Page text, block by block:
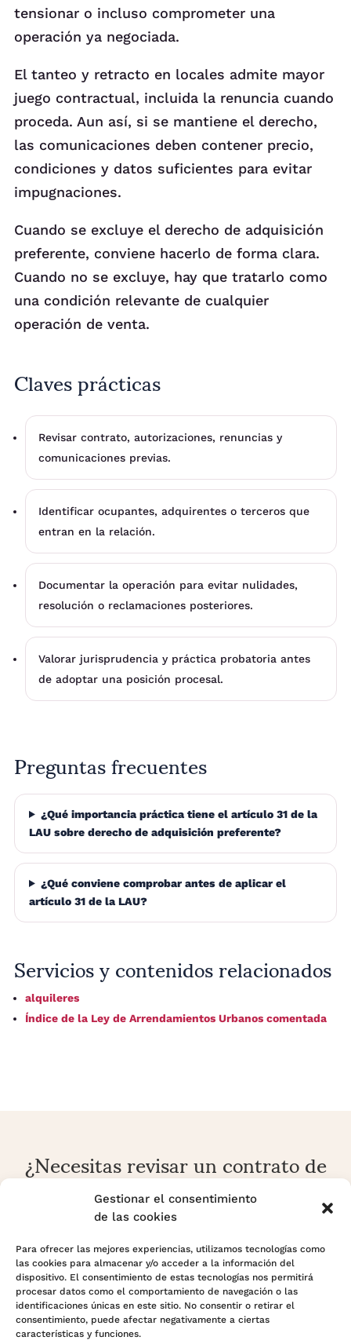
Gestionar el consentimiento
de las cookies
Para ofrecer las mejores experiencias, utilizamos tecnologías como
las cookies para almacenar y/o acceder a la información del
dispositivo. El consentimiento de estas tecnologías nos permitirá
procesar datos como el comportamiento de navegación o las
identificaciones únicas en este sitio. No consentir o retirar el
consentimiento, puede afectar negativamente a ciertas
características y funciones.
tensionar o incluso comprometer una
operación ya negociada.
El tanteo y retracto en locales admite mayor
juego contractual, incluida la renuncia cuando
proceda. Aun así, si se mantiene el derecho,
las comunicaciones deben contener precio,
condiciones y datos suficientes para evitar
impugnaciones.
Cuando se excluye el derecho de adquisición
preferente, conviene hacerlo de forma clara.
Cuando no se excluye, hay que tratarlo como
una condición relevante de cualquier
operación de venta.
Claves prácticas
Revisar contrato, autorizaciones, renuncias y
comunicaciones previas.
Identificar ocupantes, adquirentes o terceros que
entran en la relación.
Documentar la operación para evitar nulidades,
resolución o reclamaciones posteriores.
Valorar jurisprudencia y práctica probatoria antes
de adoptar una posición procesal.
Preguntas frecuentes
¿Qué importancia práctica tiene el artículo 31 de la
LAU sobre derecho de adquisición preferente?
¿Qué conviene comprobar antes de aplicar el
artículo 31 de la LAU?
Servicios y contenidos relacionados
alquileres
Índice de la Ley de Arrendamientos Urbanos comentada
¿Necesitas revisar un contrato de
alquiler o una reclamación
arrendaticia?
prórrogas, desahucios y conflictos sobre vivienda o local
con enfoque preventivo y estratégico.
Contactar con Adara Legal